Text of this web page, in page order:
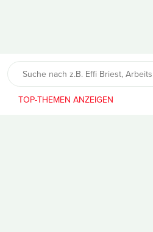
Lehrerfreund
TOP-THEMEN